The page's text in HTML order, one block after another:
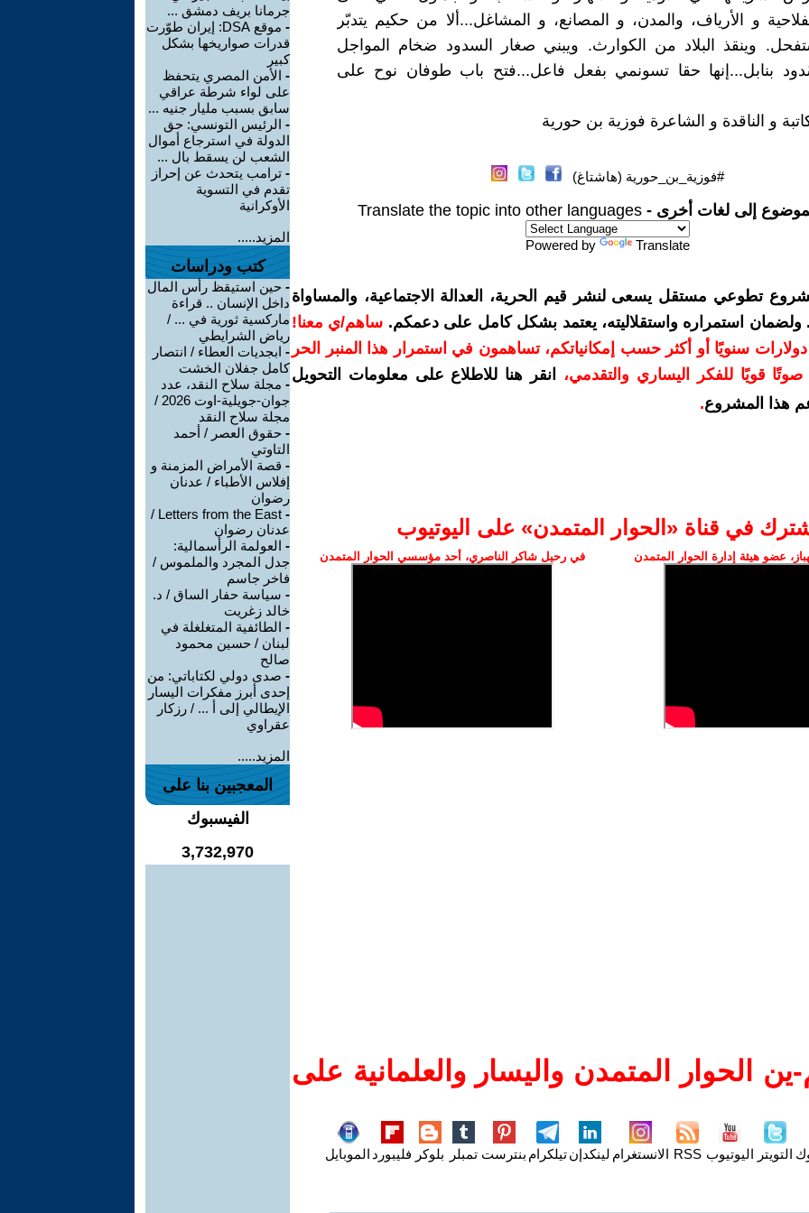
و الأرياف، والمدن، و المصانع، و المشاغل...ألا من حكيم يتدبّر
وينقذ البلاد من الكوارث. ويبني صغار السدود ضخام المواجل
بنابل...إنها حقا تسونمي بفعل فاعل...فتح باب طوفان نوح على
و الناقدة و الشاعرة فوزية بن حورية
#فوزية_بن_حورية (هاشتاغ)
إلى لغات أخرى - Translate the topic into other languages
Powered by Translate
تطوعي مستقل يسعى لنشر قيم الحرية، العدالة الاجتماعية، والمساواة
ولضمان استمراره واستقلاليته، يعتمد بشكل كامل على دعمكم. ساهم/ي معنا!
بمبلغ 10 دولارات سنويًا أو أكثر حسب إمكانياتكم، تساهمون في استمرار هذا المنبر الحر
قويًا للفكر اليساري والتقدمي،
انقر هنا للاطلاع على معلومات التحويل
هذا المشروع.
في قناة ‫«الحوار المتمدن» على اليوتيوب
عضو هيئة إدارة الحوار المتمدن في رحيل شاكر الناصري، أحد مؤسسي الحوار المتمدن
الحوار المتمدن واليسار والعلمانية على
التويتر اليوتيوب RSS الانستغرام لينكدإنتيلكرام بنترست تمبلر بلوكر فليبورد الموبايل
جرمانا بريف دمشق ...
-
موقع DSA: إيران طوّرت
قدرات صواريخها بشكل
كبير
- الأمن المصري يتحفظ
على لواء شرطة عراقي
سابق بسبب مليار جنيه ...
- الرئيس التونسي: حق
الدولة في استرجاع أموال
الشعب لن يسقط بال ...
- ترامب يتحدث عن إحراز
تقدم في التسوية
الأوكرانية
المزيد.....
كتب ودراسات
- حين استيقظ رأس المال
داخل الإنسان .. قراءة
ماركسية ثورية في ... /
رياض الشرايطي
- ابجديات العطاء / انتصار
كامل جفلان الخشت
- مجلة سلاح النقد، عدد
جوان-جويلية-اوت 2026 /
مجلة سلاح النقد
- حقوق العصر / أحمد
التاوتي
- قصة الأمراض المزمنة و
إفلاس الأطباء / عدنان
رضوان
-
Letters from the East /
عدنان رضوان
- العولمة الرأسمالية:
جدل المجرد والملموس /
فاخر جاسم
- سياسة حفار الساق / د.
خالد زغريت
- الطائفية المتغلغلة في
لبنان / حسين محمود
صالح
- صدى دولي لكتاباتي: من
إحدى أبرز مفكرات اليسار
الإيطالي إلى أ ... / رزكار
عقراوي
المزيد.....
المعجبين بنا على
الفيسبوك
3,732,970